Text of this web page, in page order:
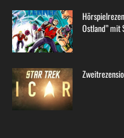
Ostland” mit